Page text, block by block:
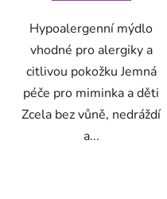
Hypoalergenní mýdlo
vhodné pro alergiky a
citlivou pokožku Jemná
péče pro miminka a děti
Zcela bez vůně, nedráždí
a...